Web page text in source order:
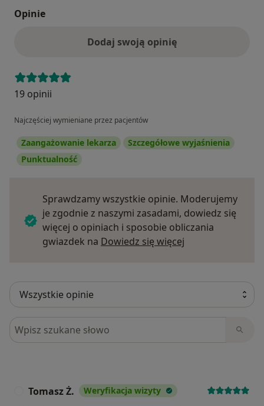
Opinie
Dodaj swoją opinię
19 opinii
Najczęściej wymieniane przez pacjentów
Zaangażowanie lekarza
Szczegółowe wyjaśnienia
Punktualność
Sprawdzamy wszystkie opinie. Moderujemy
je zgodnie z naszymi zasadami, dowiedz się
więcej o opiniach i sposobie obliczania
gwiazdek na Dowiedz się więcej
Szukaj w opiniach
Tomasz Ż. Weryfikacja wizyty